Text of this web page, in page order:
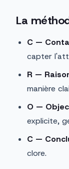
La
C —
capter
R —
manière
O —
explicite,
C —
clore.